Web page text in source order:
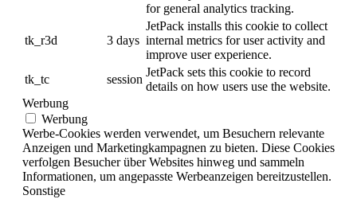
for general analytics tracking.
tk_r3d 3 days
JetPack installs this cookie to collect
internal metrics for user activity and
improve user experience.
tk_tc
session
JetPack sets this cookie to record
details on how users use the website.
Werbung
Werbung
Werbe-Cookies werden verwendet, um Besuchern relevante
Anzeigen und Marketingkampagnen zu bieten. Diese Cookies
verfolgen Besucher über Websites hinweg und sammeln
Informationen, um angepasste Werbeanzeigen bereitzustellen.
Sonstige